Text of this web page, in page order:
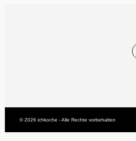
© 2026 ichkoche - Alle Rechte vorbehalten